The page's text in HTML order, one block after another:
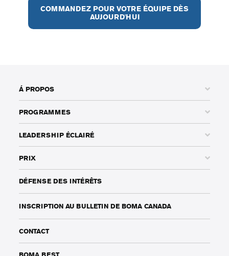
COMMANDEZ POUR VOTRE ÉQUIPE DÈS
AUJOURD'HUI
Á PROPOS
PROGRAMMES
LEADERSHIP ÉCLAIRÉ
PRIX
DÉFENSE DES INTÉRÊTS
INSCRIPTION AU BULLETIN DE BOMA CANADA
CONTACT
BOMA BEST